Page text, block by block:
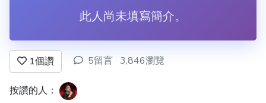
此人尚未填寫簡介。
1個讚 5留言 3,846瀏覽
按讚的人：